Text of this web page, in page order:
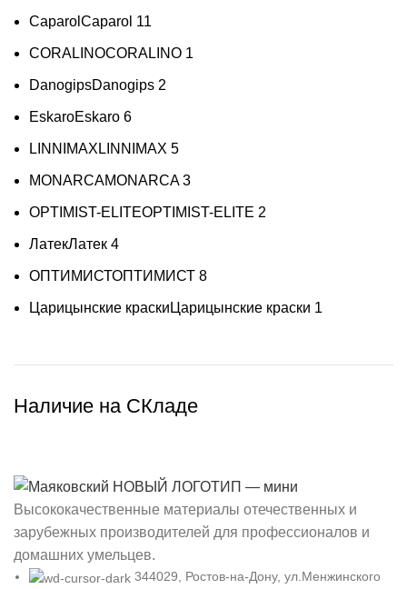
Caparol Caparol 11
CORALINOCORALINO 1
DanogipsDanogips 2
EskaroEskaro 6
LINNIMAX LINNIMAX 5
MONARCAMONARCA 3
OPTIMIST-ELITEOPTIMIST-ELITE 2
ЛатекЛатек 4
ОПТИМИСТОПТИМИСТ 8
Царицынские краски Царицынские краски 1
Наличие на СКладе
Высококачественные материалы отечественных и
зарубежных производителей для профессионалов и
домашних умельцев.
344029, Ростов-на-Дону, ул.Менжинского